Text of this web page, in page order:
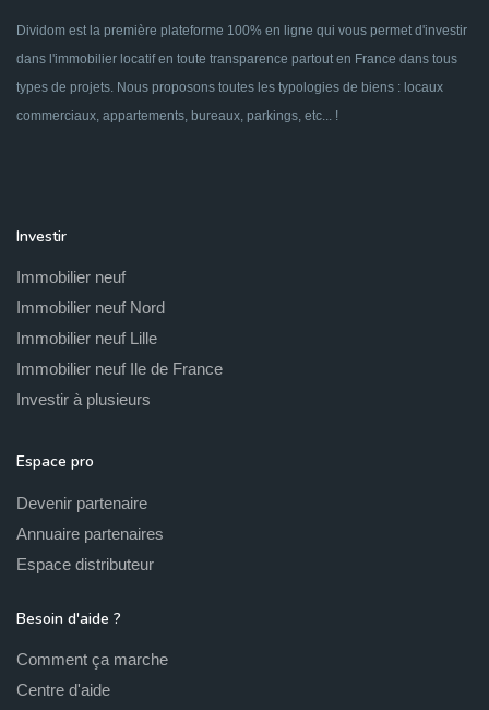
Dividom est la première plateforme 100% en ligne qui vous permet d'investir
dans l'immobilier locatif en toute transparence partout en France dans tous
types de projets. Nous proposons toutes les typologies de biens : locaux
commerciaux, appartements, bureaux, parkings, etc... !
Investir
Immobilier neuf
Immobilier neuf Nord
Immobilier neuf Lille
Immobilier neuf Ile de France
Investir à plusieurs
Espace pro
Devenir partenaire
Annuaire partenaires
Espace distributeur
Besoin d'aide ?
Comment ça marche
Centre d'aide